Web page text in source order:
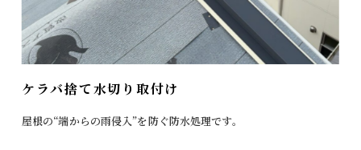
ケラバ捨て水切り取付け
屋根の“端からの雨侵入”を防ぐ防水処理です。